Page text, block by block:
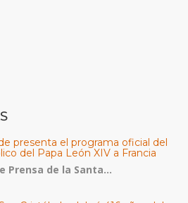
presenta el programa oficial del
del Papa León XIV a Francia
Prensa de la Santa...